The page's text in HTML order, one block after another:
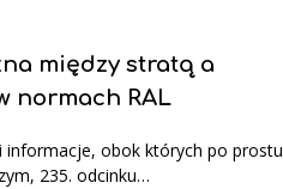
między stratą a
normach RAL
informacje, obok których po prostu
235. odcinku…